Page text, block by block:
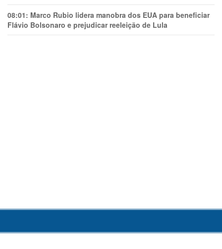
08:01: Marco Rubio lidera manobra dos EUA para beneficiar
Flávio Bolsonaro e prejudicar reeleição de Lula